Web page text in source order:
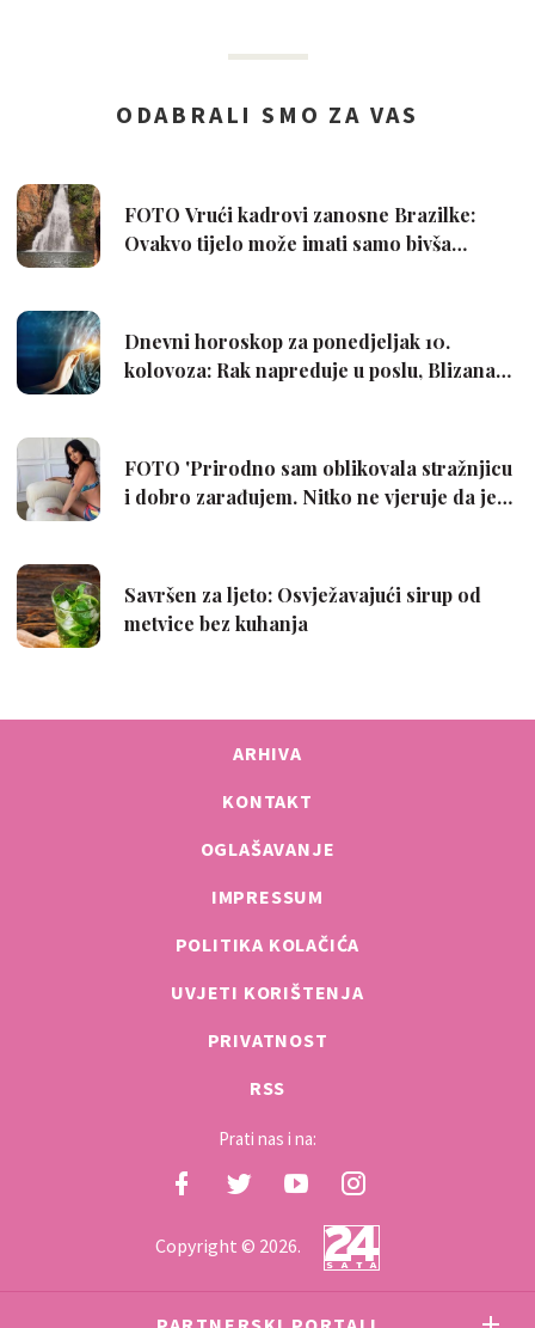
ARHIVA
KONTAKT
OGLAŠAVANJE
IMPRESSUM
POLITIKA KOLAČIĆA
UVJETI KORIŠTENJA
PRIVATNOST
RSS
Prati nas i na:
Copyright © 2026.